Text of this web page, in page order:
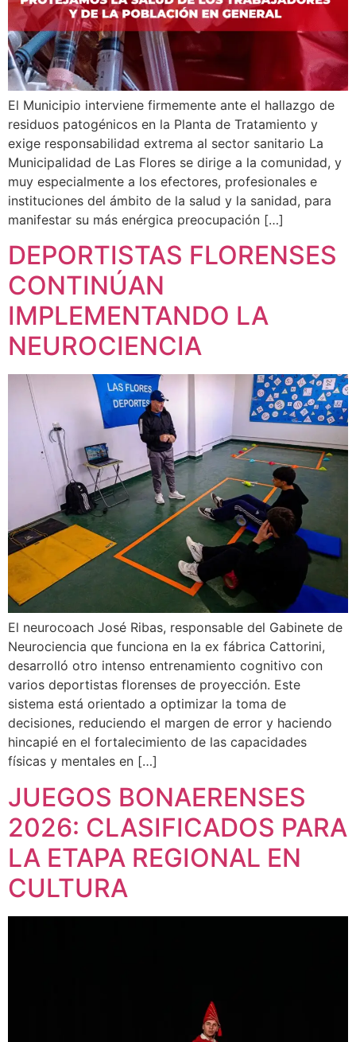
El Municipio interviene firmemente ante el hallazgo de
residuos patogénicos en la Planta de Tratamiento y
exige responsabilidad extrema al sector sanitario La
Municipalidad de Las Flores se dirige a la comunidad, y
muy especialmente a los efectores, profesionales e
instituciones del ámbito de la salud y la sanidad, para
manifestar su más enérgica preocupación […]
DEPORTISTAS FLORENSES
CONTINÚAN
IMPLEMENTANDO LA
NEUROCIENCIA
El neurocoach José Ribas, responsable del Gabinete de
Neurociencia que funciona en la ex fábrica Cattorini,
desarrolló otro intenso entrenamiento cognitivo con
varios deportistas florenses de proyección. Este
sistema está orientado a optimizar la toma de
decisiones, reduciendo el margen de error y haciendo
hincapié en el fortalecimiento de las capacidades
físicas y mentales en […]
JUEGOS BONAERENSES
2026: CLASIFICADOS PARA
LA ETAPA REGIONAL EN
CULTURA